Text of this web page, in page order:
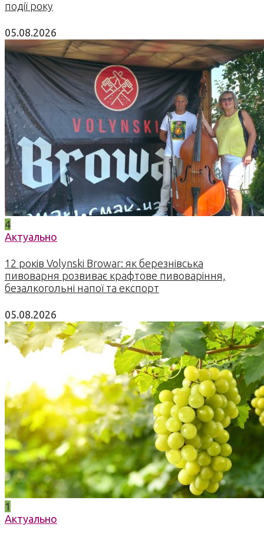
події року
05.08.2026
4
Актуально
12 років Volynski Browar: як березнівська
пивоварня розвиває крафтове пивоваріння,
безалкогольні напої та експорт
05.08.2026
1
Актуально